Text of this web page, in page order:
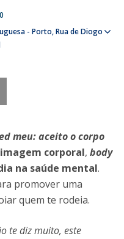
- Porto Rua de Diogo
meu: aceito o corpo
imagem corporal, body
na saúde mental.
promover uma
quem te rodeia.
te diz muito, este